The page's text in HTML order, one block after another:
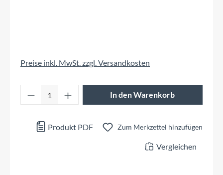
Preise inkl. MwSt. zzgl. Versandkosten
Produkt Anzahl: Gib den gewünschten
In den Warenkorb
Produkt PDF Zum Merkzettel hinzufügen
Vergleichen